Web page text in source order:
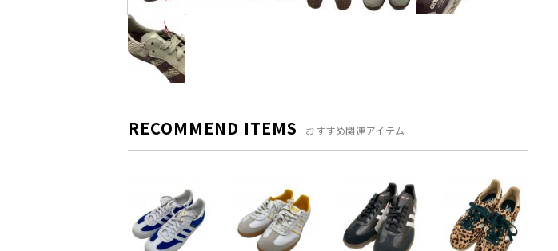
RECOMMEND ITEMS おすすめ関連アイテム